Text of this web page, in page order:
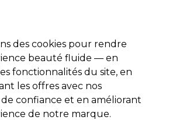
Se connecter
Coiffure Electro et Matériel
Livraison et délais
lire la suite
des cookies pour rendre
beauté fluide — en
fonctionnalités du site, en
les offres avec nos
confiance et en améliorant
de notre marque.